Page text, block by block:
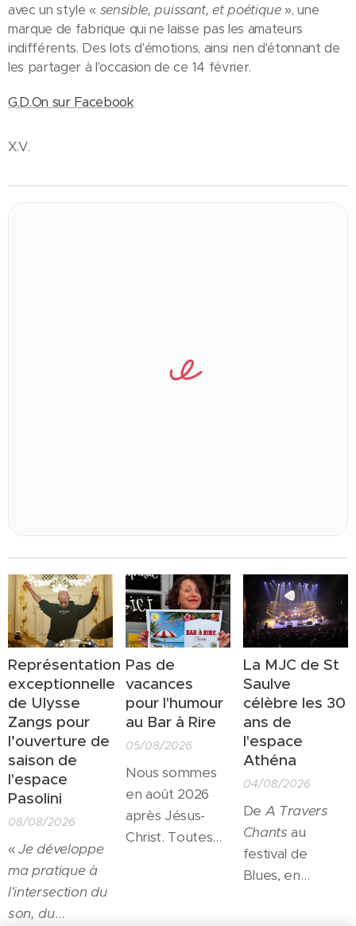
avec un style « sensible, puissant, et poétique», une
marque de fabrique qui ne laisse pas les amateurs
indifférents. Des lots d'émotions, ainsi rien d'étonnant de
les partager à l'occasion de ce 14 février.
G.D.On sur Facebook
X.V.
Représentation
exceptionnelle
de Ulysse
Zangs pour
l’ouverture de
saison de
l'espace
Pasolini
08/08/2026
«Je développe
ma pratique à
l'intersection du
son, du
Pas de
vacances
pour l'humour
au Bar à Rire
05/08/2026
Nous sommes
en août 2026
après Jésus-
Christ. Toutes
La MJC de St
Saulve
célèbre les 30
ans de
l'espace
Athéna
04/08/2026
De A Travers
Chantsau
festival de
Blues, en